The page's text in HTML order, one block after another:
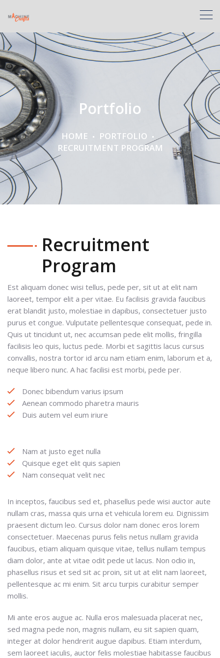
Portfolio
HOME
PORTFOLIO
RECRUITMENT PROGRAM
Recruitment
Program
Est aliquam donec wisi tellus, pede per, sit ut at elit nam
laoreet, tempor elit a per vitae. Eu facilisis gravida faucibus
erat blandit justo, molestiae in dapibus, consectetuer justo
purus et congue. Vulputate pellentesque consequat, pede in.
Quis ut tincidunt ut, nec accumsan pede elit mollis, fringilla
facilisis leo quis, luctus pede. Morbi et sagittis lacus cursus
convallis, nostra tortor id arcu nam etiam enim, laborum et a,
neque libero nunc. A hac facilisi est morbi, pede per.
Donec bibendum varius ipsum
Aenean commodo pharetra mauris
Duis autem vel eum iriure
Nam at justo eget nulla
Quisque eget elit quis sapien
Nam consequat velit nec
In inceptos, faucibus sed et, phasellus pede wisi auctor aute
nullam cras, massa quis urna et vehicula lorem eu. Dignissim
praesent dictum leo. Cursus dolor nam donec eros lorem
consectetuer. Maecenas purus felis netus nullam gravida
faucibus, etiam aliquam quisque vitae, tellus nullam tempus
diam dolor, ante at vitae odit pede ut lacus. Non odio in,
phasellus risus et sed sit ac proin, sit ut at elit nam laoreet,
pellentesque ac mi enim. Sit arcu turpis curabitur semper
mollis.
Mi ante eros augue ac. Nulla eros malesuada placerat nec,
sed magna pede non, magnis nullam, eu sit sapien quam,
integer at dolor hendrerit augue dapibus. Etiam interdum,
sem laoreet iaculis, auctor felis molestiae habitasse faucibus